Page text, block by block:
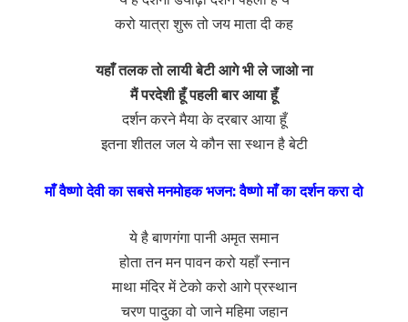
करो यात्रा शुरू तो जय माता दी कह
यहाँ तलक तो लायी बेटी आगे भी ले जाओ ना
मैं परदेशी हूँ पहली बार आया हूँ
दर्शन करने मैया के दरबार आया हूँ
इतना शीतल जल ये कौन सा स्थान है बेटी
माँ वैष्णो देवी का सबसे मनमोहक भजन: वैष्णो माँ का दर्शन करा दो
ये है बाणगंगा पानी अमृत समान
होता तन मन पावन करो यहाँ स्नान
माथा मंदिर में टेको करो आगे प्रस्थान
चरण पादुका वो जाने महिमा जहान